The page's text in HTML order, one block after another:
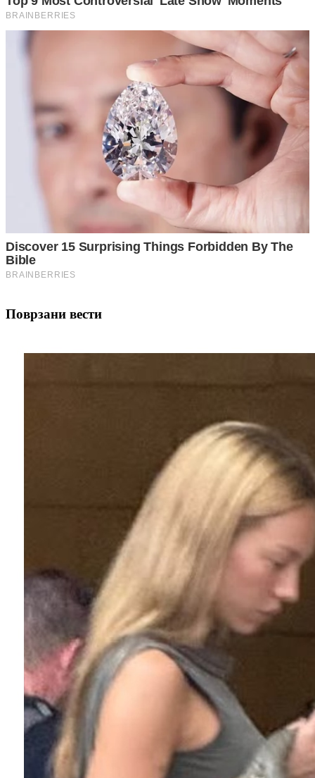
Поврзани вести